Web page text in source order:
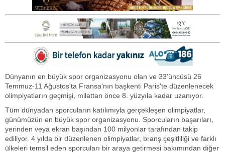
Dünyanın en büyük spor organizasyonu olan ve 33'üncüsü 26
Temmuz-11 Ağustos'ta Fransa'nın başkenti Paris'te düzenlenecek
olimpiyatların geçmişi, milattan önce 8. yüzyıla kadar uzanıyor.
Tüm dünyadan sporcuların katılımıyla gerçekleşen olimpiyatlar,
günümüzün en büyük spor organizasyonu. Sporcuların başarıları,
yerinden veya ekran başından 100 milyonlar tarafından takip
ediliyor. 4 yılda bir düzenlenen olimpiyatlar, branş çeşitliliği ve farklı
ülkeleri temsil eden sporcuları bir araya getirmesi bakımından diğer